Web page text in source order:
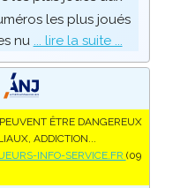
les plus joués
nu ... lire la suite ...
ÊTRE DANGEREUX
ADDICTION...
INFO-SERVICE.FR (09